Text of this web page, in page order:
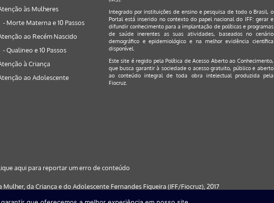
às Mulheres
- Morte Materna e 10 Passos
ao Recém Nascido
- Qualineo e 10 Passos
à Criança
ao Adolescente
Integrado por instituições de ensino e pesquisa de todo o Brasil, o
Portal está inserido no contexto do papel nacional do IFF: gerar e
difundir conhecimento para a implantação de políticas e programas
de saúde inerentes as suas atividades, baseados no cenário
demográfico e epidemiológico e na melhor evidência científica
disponível.
Este site é regido pelaPolítica de Acesso Aberto ao Conhecimento,
que busca garantir à sociedade o acesso gratuito, público e aberto
ao conteúdo integral de toda obra intelectual produzida pela
Fiocruz.
aqui para reportar um erro de conteúdo
da Criança e do Adolescente Fernandes Figueira (IFF/Fiocruz), 2017